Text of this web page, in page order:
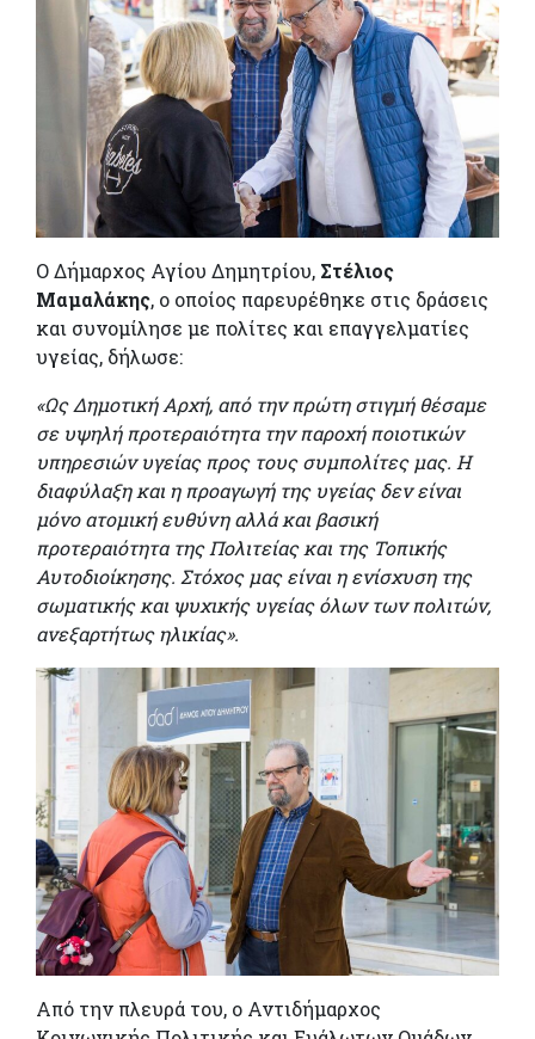
Ο Δήμαρχος Αγίου Δημητρίου, Στέλιος
Μαμαλάκης, ο οποίος παρευρέθηκε στις δράσεις
και συνομίλησε με πολίτες και επαγγελματίες
υγείας, δήλωσε:
«Ως Δημοτική Αρχή, από την πρώτη στιγμή θέσαμε
σε υψηλή προτεραιότητα την παροχή ποιοτικών
υπηρεσιών υγείας προς τους συμπολίτες μας. Η
διαφύλαξη και η προαγωγή της υγείας δεν είναι
μόνο ατομική ευθύνη αλλά και βασική
προτεραιότητα της Πολιτείας και της Τοπικής
Αυτοδιοίκησης. Στόχος μας είναι η ενίσχυση της
σωματικής και ψυχικής υγείας όλων των πολιτών,
ανεξαρτήτως ηλικίας».
Από την πλευρά του, ο Αντιδήμαρχος